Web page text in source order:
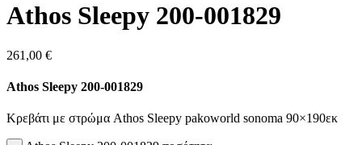
Athos Sleepy 200-001829
261,00 €
Athos Sleepy 200-001829
Κρεβάτι με στρώμα Athos Sleepy pakoworld sonoma 90×190εκ